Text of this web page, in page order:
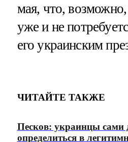
мая, что, возможно,
уже и не
его украинским
ЧИТАЙТЕ ТАКЖЕ
Песков: украинцы
определиться в